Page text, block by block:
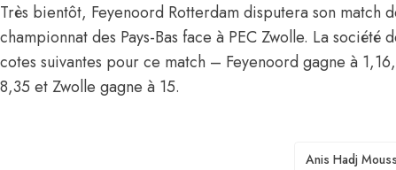
Très bientôt, Feyenoord Rotterdam disputera son match
championnat des Pays-Bas face à PEC Zwolle. La
cotes suivantes pour ce match – Feyenoord gagne à
8,35 et Zwolle gagne à 15.
TAGS
Anis Hadj